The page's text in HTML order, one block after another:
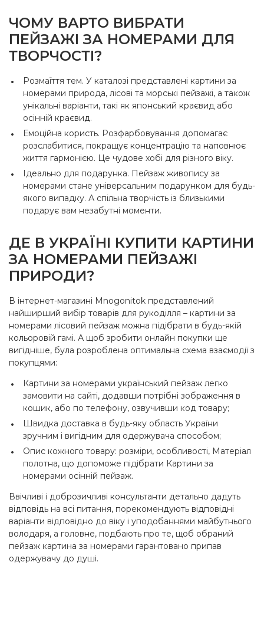
ЧОМУ ВАРТО ВИБРАТИ
ПЕЙЗАЖІ ЗА НОМЕРАМИ ДЛЯ
ТВОРЧОСТІ?
Розмаїття тем. У каталозі представлені картини за
номерами природа, лісові та морські пейзажі, а також
унікальні варіанти, такі як японський краєвид або
осінній краєвид.
Емоційна користь. Розфарбовування допомагає
розслабитися, покращує концентрацію та наповнює
життя гармонією. Це чудове хобі для різного віку.
Ідеально для подарунка. Пейзаж живопису за
номерами стане універсальним подарунком для будь-
якого випадку. А спільна творчість із близькими
подарує вам незабутні моменти.
ДЕ В УКРАЇНІ КУПИТИ КАРТИНИ
ЗА НОМЕРАМИ ПЕЙЗАЖІ
ПРИРОДИ?
В інтернет-магазині Mnogonitok представлений
найширший вибір товарів для рукоділля – картини за
номерами лісовий пейзаж можна підібрати в будь-якій
кольоровій гамі. А щоб зробити онлайн покупки ще
вигідніше, була розроблена оптимальна схема взаємодії з
покупцями:
Картини за номерами український пейзаж легко
замовити на сайті, додавши потрібні зображення в
кошик, або по телефону, озвучивши код товару;
Швидка доставка в будь-яку область України
зручним і вигідним для одержувача способом;
Опис кожного товару: розміри, особливості, Матеріал
полотна, що допоможе підібрати Картини за
номерами осінній пейзаж.
Ввічливі і доброзичливі консультанти детально дадуть
відповідь на всі питання, порекомендують відповідні
варіанти відповідно до віку і уподобаннями майбутнього
володаря, а головне, подбають про те, щоб обраний
пейзаж картина за номерами гарантовано припав
одержувачу до душі.